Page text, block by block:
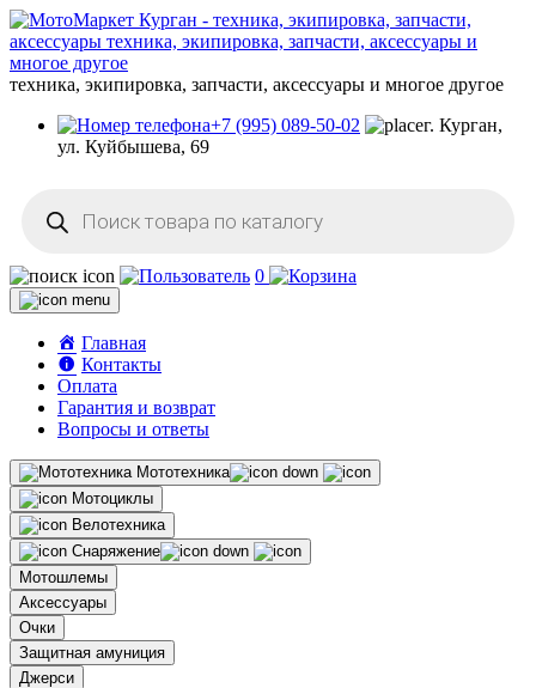
техника, экипировка, запчасти, аксессуары и многое другое
+7 (995) 089-50-02
г. Курган,
ул. Куйбышева, 69
товаров
0
Главная
Контакты
Оплата
Гарантия и возврат
Вопросы и ответы
Мототехника
Мотоциклы
Велотехника
Снаряжение
Мотошлемы
Аксессуары
Очки
Защитная амуниция
Джерси